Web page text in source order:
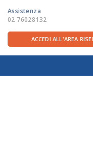
Assistenza
02 76028132
ITA FRA
ACCEDI ALL'AREA